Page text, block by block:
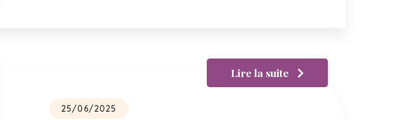
25/06/2025
Lire la suite